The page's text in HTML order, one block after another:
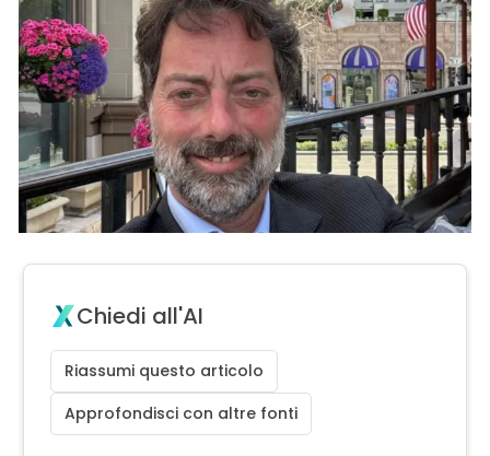
Chiedi all'AI
Riassumi questo articolo
Approfondisci con altre fonti